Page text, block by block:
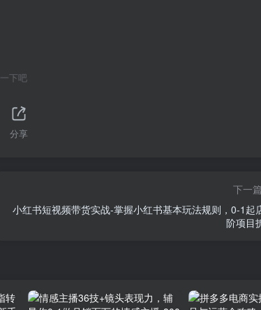
下吧
分享
下一
小红书短视频带货实战-掌握小红书基本玩法规则，0-1起
阶项目